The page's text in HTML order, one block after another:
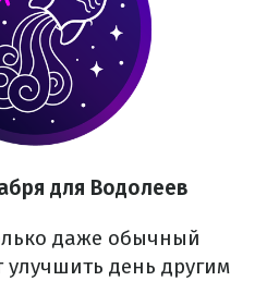
для Водолеев
даже обычный
день другим